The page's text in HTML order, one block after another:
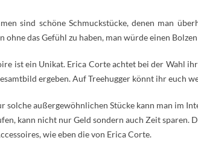
sind schöne Schmuckstücke, denen man
ohne das Gefühl zu haben, man würde einen
ist ein Unikat. Erica Corte achtet bei der Wahl
ergeben. Auf Treehugger könnt ihr euch
solche außergewöhnlichen Stücke kann man im
kann nicht nur Geld sondern auch Zeit sparen.
wie eben die von Erica Corte.